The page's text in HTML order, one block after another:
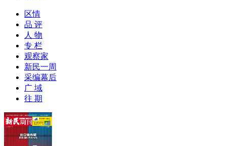
区情
品 评
人 物
专 栏
观察家
新民一周
采编幕后
广 域
往 期